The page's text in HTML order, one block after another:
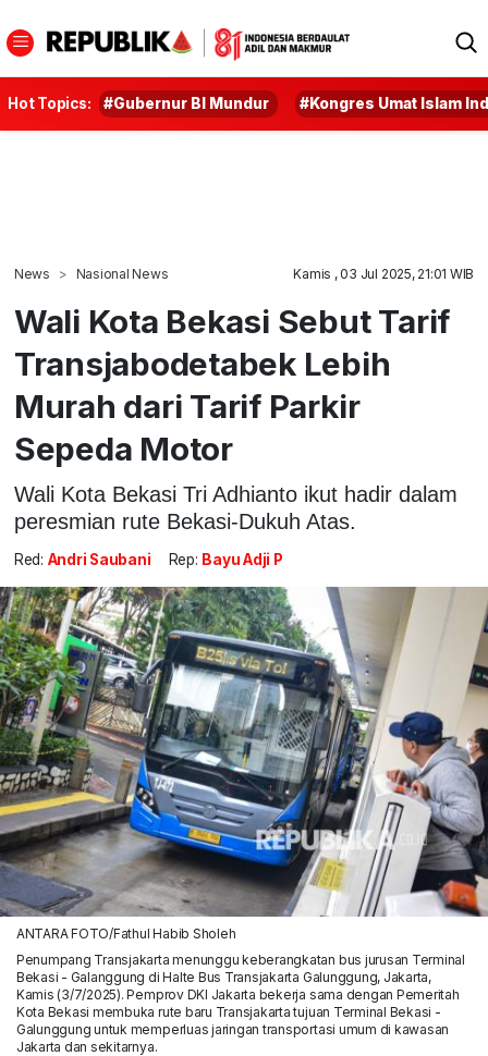
Hot Topics: #Gubernur BI Mundur #Kongres Umat Islam
News Nasional News Kamis , 03 Jul 2025, 21:01 WIB
Wali Kota Bekasi Sebut Tarif
Transjabodetabek Lebih
Murah dari Tarif Parkir
Sepeda Motor
Wali Kota Bekasi Tri Adhianto ikut hadir dalam
peresmian rute Bekasi-Dukuh Atas.
Red: Andri Saubani Rep: Bayu Adji P
ANTARA FOTO/Fathul Habib Sholeh
Penumpang Transjakarta menunggu keberangkatan bus jurusan Terminal
Bekasi - Galanggung di Halte Bus Transjakarta Galunggung, Jakarta,
Kamis (3/7/2025). Pemprov DKI Jakarta bekerja sama dengan Pemeritah
Kota Bekasi membuka rute baru Transjakarta tujuan Terminal Bekasi -
Galunggung untuk memperluas jaringan transportasi umum di kawasan
Jakarta dan sekitarnya.